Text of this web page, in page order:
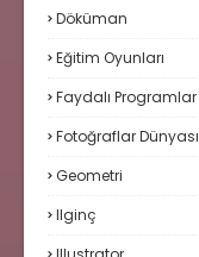
Döküman
Eğitim Oyunları
Faydalı Programlar
Fotoğraflar Dünyası
Geometri
Ilginç